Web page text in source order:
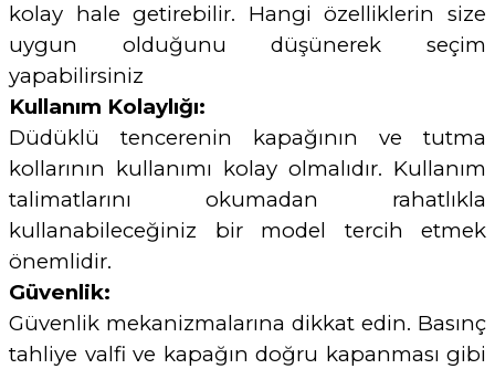
kolay hale getirebilir. Hangi özelliklerin size
uygun olduğunu düşünerek seçim
yapabilirsiniz
Kullanım Kolaylığı:
Düdüklü tencerenin kapağının ve tutma
kollarının kullanımı kolay olmalıdır. Kullanım
talimatlarını okumadan rahatlıkla
kullanabileceğiniz bir model tercih etmek
önemlidir.
Güvenlik:
Güvenlik mekanizmalarına dikkat edin. Basınç
tahliye valfi ve kapağın doğru kapanması gibi